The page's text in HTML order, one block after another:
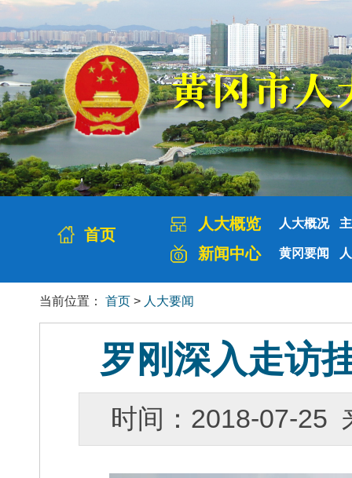
首页
人大概览 人大概况
新闻中心 黄冈要闻
当前位置： 首页 > 人大要闻
罗刚深入走访
时间：2018-07-